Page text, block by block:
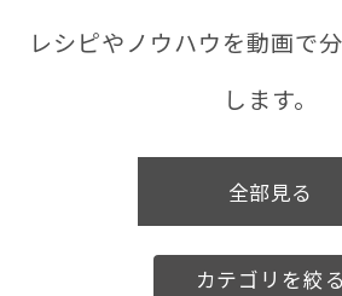
レシピやノウハウを動画で
します。
全部見る
カテゴリを絞る